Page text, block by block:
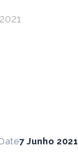
7 Junho 2021